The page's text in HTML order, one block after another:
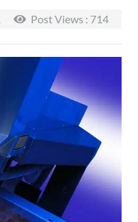
Post Views : 714